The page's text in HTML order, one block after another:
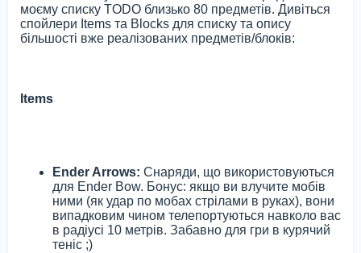
моєму списку TODO близько 80 предметів. Дивіться
спойлери Items та Blocks для списку та опису
більшості вже реалізованих предметів/блоків:
Items
Ender Arrows: Снаряди, що використовуються
для Ender Bow. Бонус: якщо ви влучите мобів
ними (як удар по мобах стрілами в руках), вони
випадковим чином телепортуються навколо вас
в радіусі 10 метрів. Забавно для гри в курячий
теніс ;)